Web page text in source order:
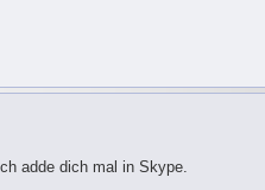
adde dich mal in Skype.